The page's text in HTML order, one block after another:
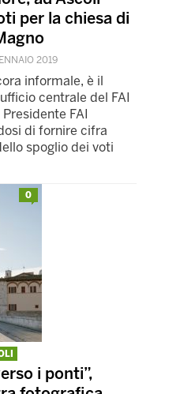
per la chiesa di
2019
informale, è il
centrale del FAI
FAI
di fornire cifra
spoglio dei voti
0
i ponti”,